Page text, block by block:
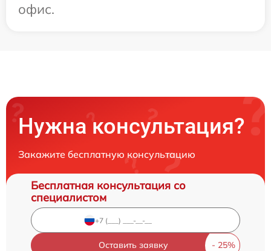
офис.
Нужна консультация?
Закажите бесплатную консультацию
Бесплатная консультация со
специалистом
Оставить заявку